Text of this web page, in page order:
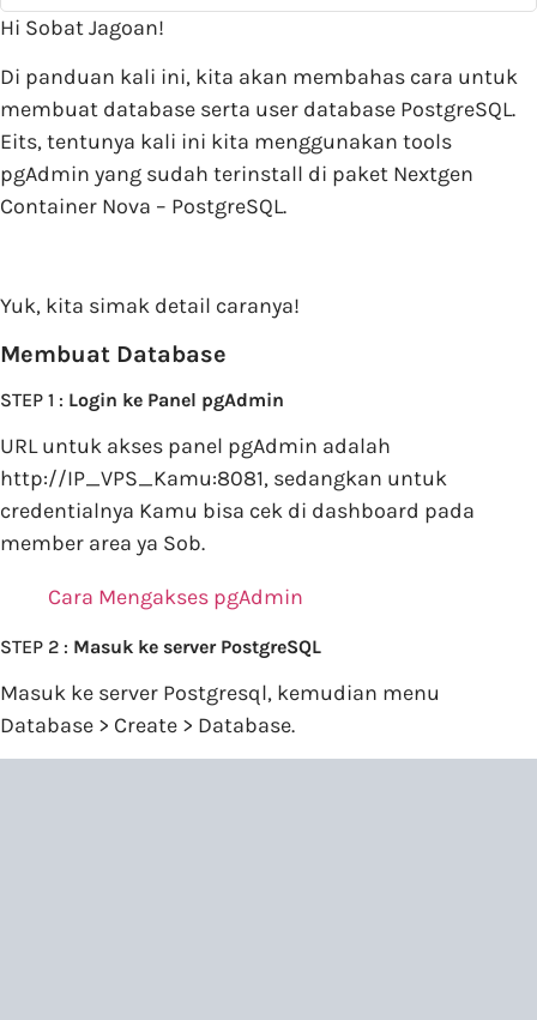
Hi Sobat Jagoan!
Di panduan kali ini, kita akan membahas cara untuk
membuat database serta user database PostgreSQL.
Eits, tentunya kali ini kita menggunakan tools
pgAdmin yang sudah terinstall di paket Nextgen
Container Nova – PostgreSQL.
Yuk, kita simak detail caranya!
Membuat Database
STEP 1 : Login ke Panel pgAdmin
URL untuk akses panel pgAdmin adalah
http://IP_VPS_Kamu:8081, sedangkan untuk
credentialnya Kamu bisa cek di dashboard pada
member area ya Sob.
Cara Mengakses pgAdmin
STEP 2 : Masuk ke server PostgreSQL
Masuk ke server Postgresql, kemudian menu
Database > Create > Database.